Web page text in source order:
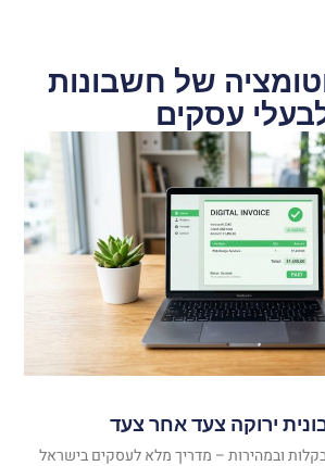
של חשבונות
עסקים
ירוקה צעד אחר צעד
ובמהירות – מדריך מלא לעסקים בישראל